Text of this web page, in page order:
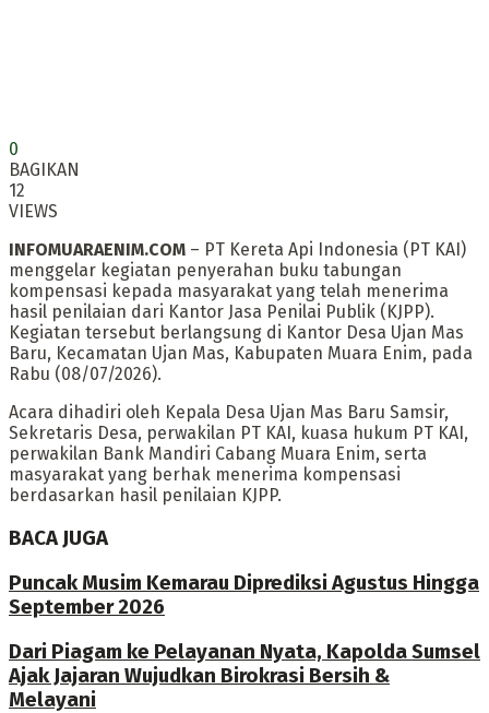
0
BAGIKAN
12
VIEWS
INFOMUARAENIM.COM – PT Kereta Api Indonesia (PT KAI)
menggelar kegiatan penyerahan buku tabungan
kompensasi kepada masyarakat yang telah menerima
hasil penilaian dari Kantor Jasa Penilai Publik (KJPP).
Kegiatan tersebut berlangsung di Kantor Desa Ujan Mas
Baru, Kecamatan Ujan Mas, Kabupaten Muara Enim, pada
Rabu (08/07/2026).
Acara dihadiri oleh Kepala Desa Ujan Mas Baru Samsir,
Sekretaris Desa, perwakilan PT KAI, kuasa hukum PT KAI,
perwakilan Bank Mandiri Cabang Muara Enim, serta
masyarakat yang berhak menerima kompensasi
berdasarkan hasil penilaian KJPP.
BACA JUGA
Puncak Musim Kemarau Diprediksi Agustus Hingga
September 2026
Dari Piagam ke Pelayanan Nyata, Kapolda Sumsel
Ajak Jajaran Wujudkan Birokrasi Bersih &
Melayani